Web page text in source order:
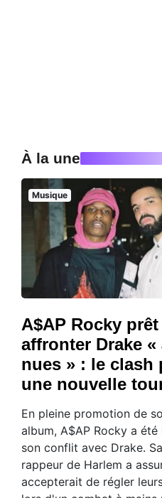
À la une
Musique
A$AP Rocky prêt
affronter Drake «
nues » : le clash
une nouvelle
En pleine promotion de
album, A$AP Rocky a
son conflit avec Drake.
rappeur de Harlem a
accepterait de régler